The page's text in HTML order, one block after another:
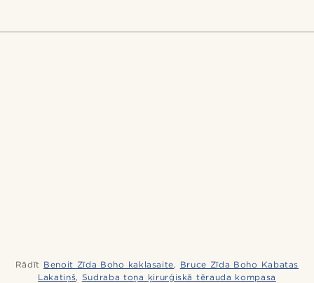
Rādīt Benoit Zīda Boho kaklasaite, Bruce Zīda Boho Kabatas
Lakatiņš, Sudraba toņa ķirurģiskā tērauda kompasa